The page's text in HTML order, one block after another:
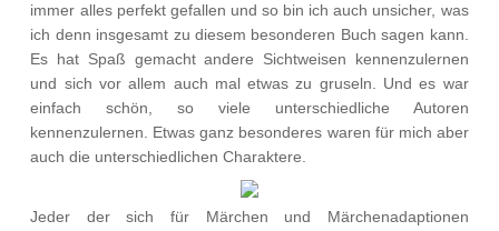
immer alles perfekt gefallen und so bin ich auch unsicher, was
ich denn insgesamt zu diesem besonderen Buch sagen kann.
Es hat Spaß gemacht andere Sichtweisen kennenzulernen
und sich vor allem auch mal etwas zu gruseln. Und es war
einfach schön, so viele unterschiedliche Autoren
kennenzulernen. Etwas ganz besonderes waren für mich aber
auch die unterschiedlichen Charaktere.
Jeder der sich für Märchen und Märchenadaptionen